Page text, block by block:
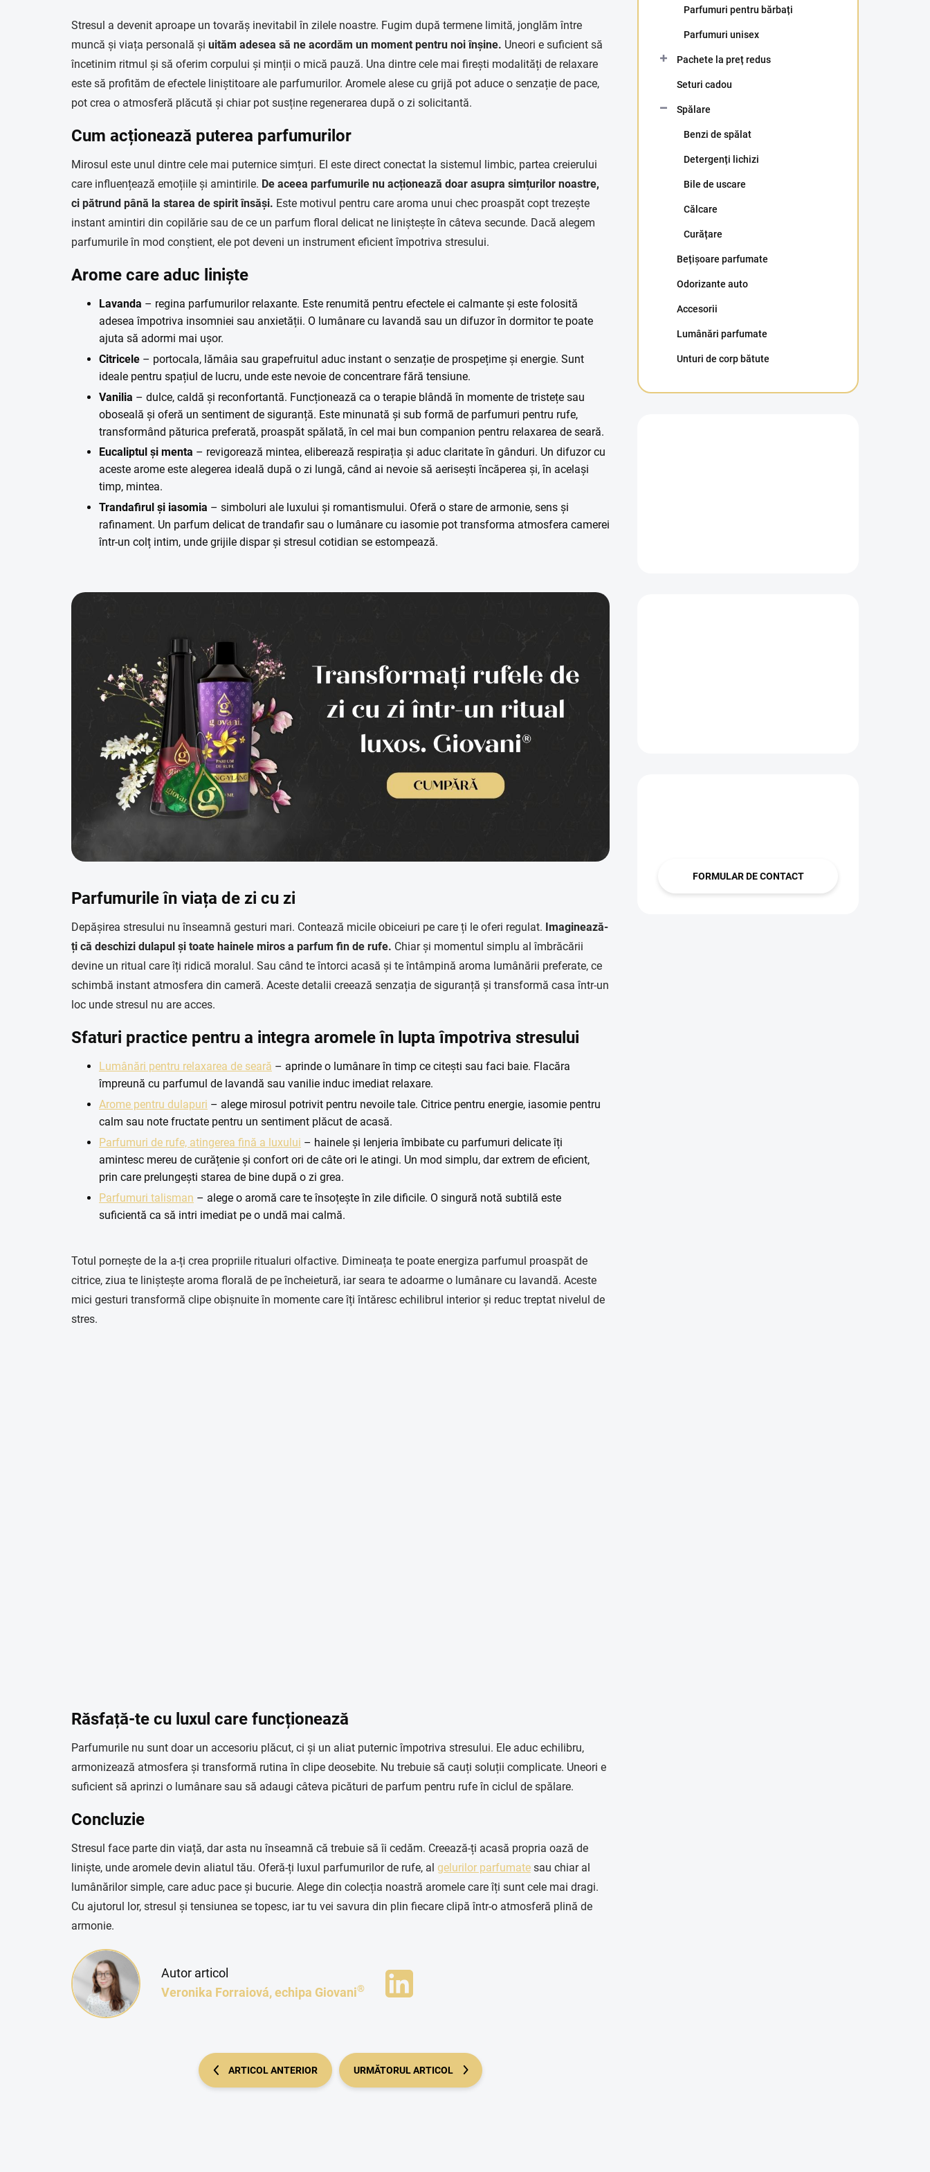
Parfumuri pentru bărbați
Parfumuri unisex
Pachete la preț redus
Seturi cadou
Spălare
Benzi de spălat
Detergenți lichizi
Bile de uscare
Călcare
Curățare
Bețișoare parfumate
Odorizante auto
Accesorii
Lumânări parfumate
Unturi de corp bătute
FORMULAR DE CONTACT
Stresul a devenit aproape un tovarăș inevitabil în zilele noastre. Fugim după termene limită, jonglăm între
muncă și viața personală și uităm adesea să ne acordăm un moment pentru noi înșine. Uneori e suficient să
încetinim ritmul și să oferim corpului și minții o mică pauză. Una dintre cele mai firești modalități de relaxare
este să profităm de efectele liniștitoare ale parfumurilor. Aromele alese cu grijă pot aduce o senzație de pace,
pot crea o atmosferă plăcută și chiar pot susține regenerarea după o zi solicitantă.
Cum acționează puterea parfumurilor
Mirosul este unul dintre cele mai puternice simțuri. El este direct conectat la sistemul limbic, partea creierului
care influențează emoțiile și amintirile. De aceea parfumurile nu acționează doar asupra simțurilor noastre,
ci pătrund până la starea de spirit însăși. Este motivul pentru care aroma unui chec proaspăt copt trezește
instant amintiri din copilărie sau de ce un parfum floral delicat ne liniștește în câteva secunde. Dacă alegem
parfumurile în mod conștient, ele pot deveni un instrument eficient împotriva stresului.
Arome care aduc liniște
Lavanda – regina parfumurilor relaxante. Este renumită pentru efectele ei calmante și este folosită
adesea împotriva insomniei sau anxietății. O lumânare cu lavandă sau un difuzor în dormitor te poate
ajuta să adormi mai ușor.
Citricele – portocala, lămâia sau grapefruitul aduc instant o senzație de prospețime și energie. Sunt
ideale pentru spațiul de lucru, unde este nevoie de concentrare fără tensiune.
Vanilia – dulce, caldă și reconfortantă. Funcționează ca o terapie blândă în momente de tristețe sau
oboseală și oferă un sentiment de siguranță. Este minunată și sub formă de parfumuri pentru rufe,
transformând păturica preferată, proaspăt spălată, în cel mai bun companion pentru relaxarea de seară.
Eucaliptul și menta – revigorează mintea, eliberează respirația și aduc claritate în gânduri. Un difuzor cu
aceste arome este alegerea ideală după o zi lungă, când ai nevoie să aerisești încăperea și, în același
timp, mintea.
Trandafirul și iasomia – simboluri ale luxului și romantismului. Oferă o stare de armonie, sens și
rafinament. Un parfum delicat de trandafir sau o lumânare cu iasomie pot transforma atmosfera camerei
într-un colț intim, unde grijile dispar și stresul cotidian se estompează.
Parfumurile în viața de zi cu zi
Depășirea stresului nu înseamnă gesturi mari. Contează micile obiceiuri pe care ți le oferi regulat. Imaginează-
ți că deschizi dulapul și toate hainele miros a parfum fin de rufe. Chiar și momentul simplu al îmbrăcării
devine un ritual care îți ridică moralul. Sau când te întorci acasă și te întâmpină aroma lumânării preferate, ce
schimbă instant atmosfera din cameră. Aceste detalii creează senzația de siguranță și transformă casa într-un
loc unde stresul nu are acces.
Sfaturi practice pentru a integra aromele în lupta împotriva stresului
Lumânări pentru relaxarea de seară – aprinde o lumânare în timp ce citești sau faci baie. Flacăra
împreună cu parfumul de lavandă sau vanilie induc imediat relaxare.
Arome pentru dulapuri – alege mirosul potrivit pentru nevoile tale. Citrice pentru energie, iasomie pentru
calm sau note fructate pentru un sentiment plăcut de acasă.
Parfumuri de rufe, atingerea fină a luxului – hainele și lenjeria îmbibate cu parfumuri delicate îți
amintesc mereu de curățenie și confort ori de câte ori le atingi. Un mod simplu, dar extrem de eficient,
prin care prelungești starea de bine după o zi grea.
Parfumuri talisman – alege o aromă care te însoțește în zile dificile. O singură notă subtilă este
suficientă ca să intri imediat pe o undă mai calmă.
Totul pornește de la a-ți crea propriile ritualuri olfactive. Dimineața te poate energiza parfumul proaspăt de
citrice, ziua te liniștește aroma florală de pe încheietură, iar seara te adoarme o lumânare cu lavandă. Aceste
mici gesturi transformă clipe obișnuite în momente care îți întăresc echilibrul interior și reduc treptat nivelul de
stres.
Răsfață-te cu luxul care funcționează
Parfumurile nu sunt doar un accesoriu plăcut, ci și un aliat puternic împotriva stresului. Ele aduc echilibru,
armonizează atmosfera și transformă rutina în clipe deosebite. Nu trebuie să cauți soluții complicate. Uneori e
suficient să aprinzi o lumânare sau să adaugi câteva picături de parfum pentru rufe în ciclul de spălare.
Concluzie
Stresul face parte din viață, dar asta nu înseamnă că trebuie să îi cedăm. Creează-ți acasă propria oază de
liniște, unde aromele devin aliatul tău. Oferă-ți luxul parfumurilor de rufe, al gelurilor parfumate sau chiar al
lumânărilor simple, care aduc pace și bucurie. Alege din colecția noastră aromele care îți sunt cele mai dragi.
Cu ajutorul lor, stresul și tensiunea se topesc, iar tu vei savura din plin fiecare clipă într-o atmosferă plină de
armonie.
Autor articol
Veronika Forraiová, echipa Giovani®
ARTICOL ANTERIOR URMĂTORUL ARTICOL